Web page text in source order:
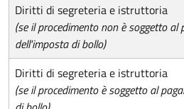
Diritti di segreteria e istruttoria
(se il procedimento non è soggetto al
dell'imposta di bollo)
Diritti di segreteria e istruttoria
(se il procedimento è soggetto al